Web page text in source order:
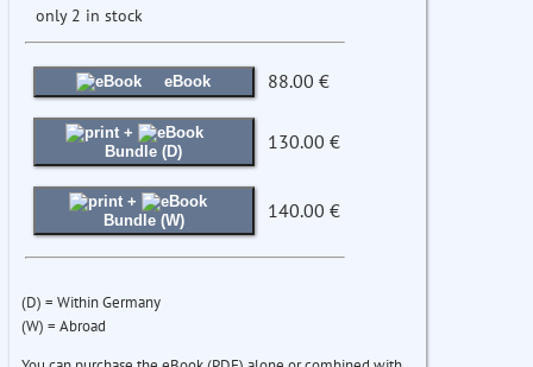
only 2 in stock
eBook 88.00 €
+
Bundle (D)
130.00 €
+
Bundle (W)
140.00 €
(D) = Within Germany
(W) = Abroad